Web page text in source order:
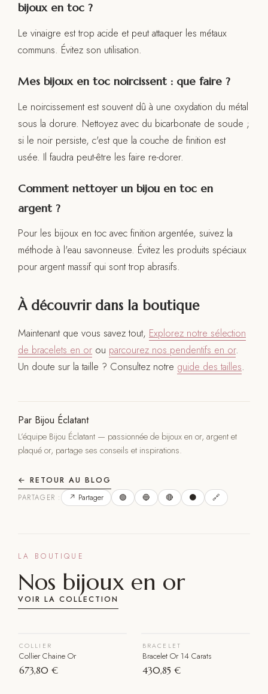
bijoux en toc ?
Le vinaigre est trop acide et peut attaquer les métaux
communs. Évitez son utilisation.
Mes bijoux en toc noircissent : que faire ?
Le noircissement est souvent dû à une oxydation du métal
sous la dorure. Nettoyez avec du bicarbonate de soude ;
si le noir persiste, c'est que la couche de finition est
usée. Il faudra peut-être les faire re-dorer.
Comment nettoyer un bijou en toc en
argent ?
Pour les bijoux en toc avec finition argentée, suivez la
méthode à l'eau savonneuse. Évitez les produits spéciaux
pour argent massif qui sont trop abrasifs.
À découvrir dans la boutique
Maintenant que vous savez tout, Explorez notre sélection
de bracelets en or ou parcourez nos pendentifs en or.
Un doute sur la taille ? Consultez notre guide des tailles.
Par Bijou Éclatant
L’équipe Bijou Éclatant — passionnée de bijoux en or, argent et
plaqué or, partage ses conseils et inspirations.
← RETOUR AU BLOG
PARTAGER : ↗ Partager 🟢 🔵 🔴 ⚫ 🔗
LA BOUTIQUE
Nos bijoux en or
VOIR LA COLLECTION
COLLIER
Collier Chaine Or
673,80 €
BRACELET
Bracelet Or 14 Carats
430,85 €